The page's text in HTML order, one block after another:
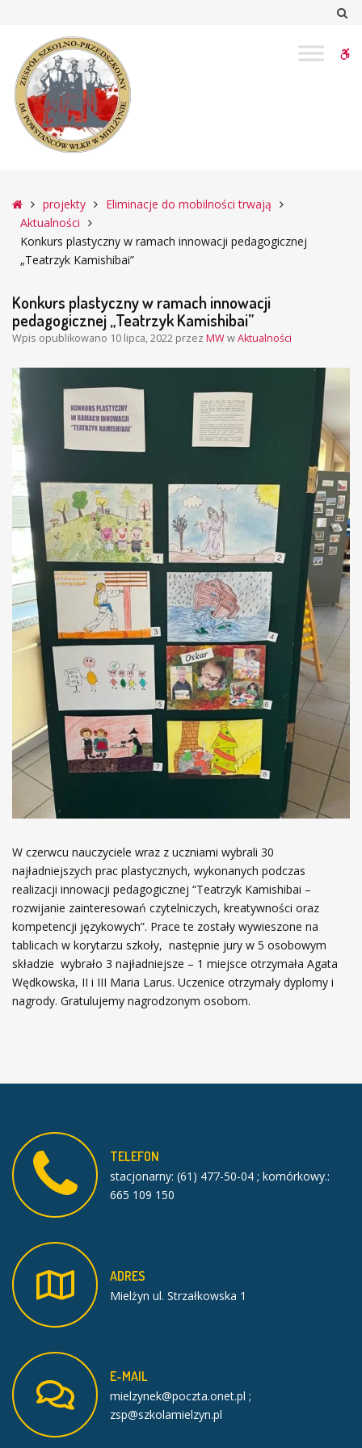
plastyczny
ramach
innowacji
pedagogicznej
„Teatrzyk
Kamishibai”
Głównaprojekty
Eliminacje do mobilności trwają
Aktualności
Konkurs plastyczny w ramach innowacji pedagogicznej
„Teatrzyk Kamishibai”
Konkurs plastyczny w ramach innowacji
pedagogicznej „Teatrzyk Kamishibai”
Wpis opublikowano 10 lipca, 2022 przez MWwAktualności
W czerwcu nauczyciele wraz z uczniami wybrali 30
najładniejszych prac plastycznych, wykonanych podczas
realizacji innowacji pedagogicznej “Teatrzyk Kamishibai –
rozwijanie zainteresowań czytelniczych, kreatywności oraz
kompetencji językowych”. Prace te zostały wywieszone na
tablicach w korytarzu szkoły, następnie jury w 5 osobowym
składzie wybrało 3 najładniejsze – 1 miejsce otrzymała Agata
Wędkowska, II i III Maria Larus. Uczenice otrzymały dyplomy i
nagrody. Gratulujemy nagrodzonym osobom.
TELEFON
stacjonarny: (61) 477-50-04 ; komórkowy.:
665 109 150
ADRES
Mielżyn ul. Strzałkowska 1
E-MAIL
mielzynek@poczta.onet.pl ;
zsp@szkolamielzyn.pl